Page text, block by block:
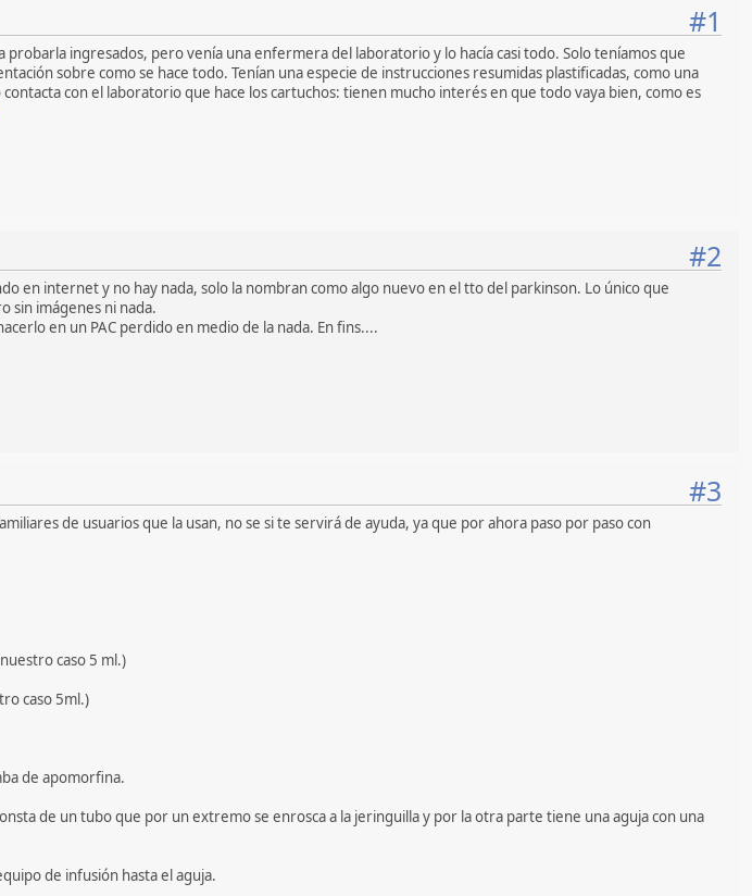
#1
ingresados, pero venía una enfermera del laboratorio y lo hacía casi todo. Solo teníamos que
sobre como se hace todo. Tenían una especie de instrucciones resumidas plastificadas, como una
con el laboratorio que hace los cartuchos: tienen mucho interés en que todo vaya bien, como es
#2
en internet y no hay nada, solo la nombran como algo nuevo en el tto del parkinson. Lo único que
sin imágenes ni nada.
en un PAC perdido en medio de la nada. En fins....
#3
de usuarios que la usan, no se si te servirá de ayuda, ya que por ahora paso por paso con
caso 5 ml.)
caso 5ml.)
de apomorfina.
de un tubo que por un extremo se enrosca a la jeringuilla y por la otra parte tiene una aguja con una
de infusión hasta el aguja.